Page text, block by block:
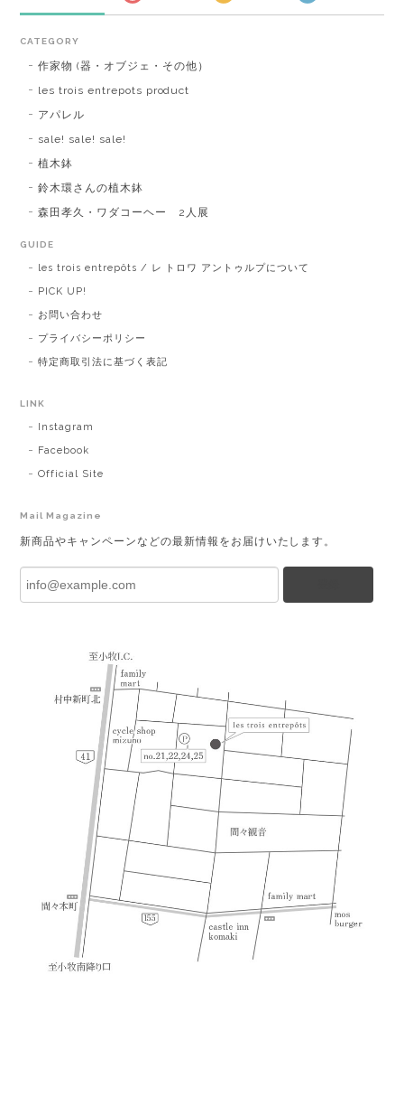
CATEGORY
作家物 (器・オブジェ・その他）
les trois entrepots product
アパレル
sale! sale! sale!
植木鉢
鈴木環さんの植木鉢
森田孝久・ワダコーヘー 2人展
GUIDE
les trois entrepôts / レ トロワ アントゥルプについて
PICK UP!
お問い合わせ
プライバシーポリシー
特定商取引法に基づく表記
LINK
Instagram
Facebook
Official Site
Mail Magazine
新商品やキャンペーンなどの最新情報をお届けいたします。